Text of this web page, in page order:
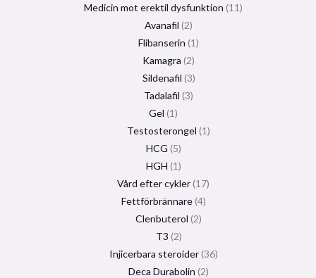
Medicin mot erektil dysfunktion 11
Avanafil 2
Flibanserin 1
Kamagra 2
Sildenafil 3
Tadalafil 3
Gel 1
Testosterongel 1
HCG 5
HGH 1
Vård efter cykler 17
Fettförbrännare 4
Clenbuterol 2
T3 2
Injicerbara steroider 36
Deca Durabolin 2